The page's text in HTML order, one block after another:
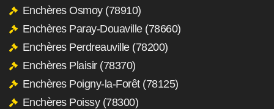
Enchères Osmoy (78910)
Enchères Paray-Douaville (78660)
Enchères Perdreauville (78200)
Enchères Plaisir (78370)
Enchères Poigny-la-Forêt (78125)
Enchères Poissy (78300)